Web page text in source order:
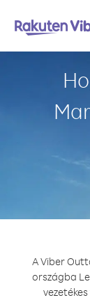
A Viber
országba